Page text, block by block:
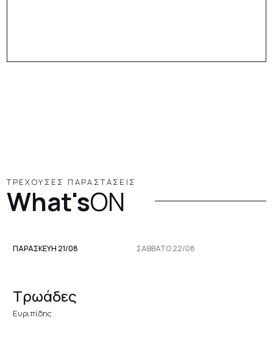
ΤΡΕΧΟΥΣΕΣ ΠΑΡΑΣΤΑΣΕΙΣ
What'sON
ΠΑΡΑΣΚΕΥΉ 21/08 ΣΆΒΒΑΤΟ 22/08
Τρωάδες
Ευριπίδης